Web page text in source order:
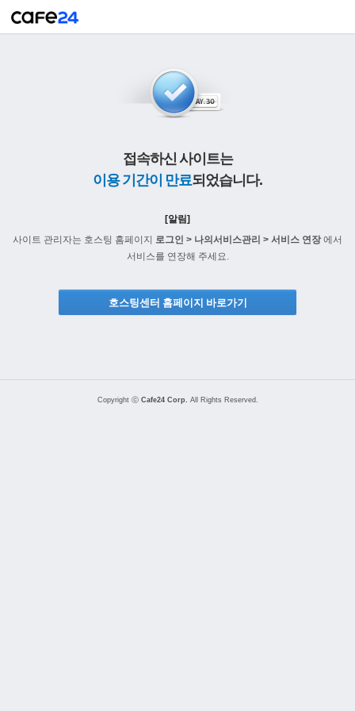
접속하신 사이트는
이용 기간이 만료되었습니다.
[알림]
사이트 관리자는 호스팅 홈페이지 로그인 > 나의서비스관리 > 서비스 연장에서
서비스를 연장해 주세요.
호스팅센터 홈페이지 바로가기
Copyright ⓒ Cafe24 Corp. All Rights Reserved.